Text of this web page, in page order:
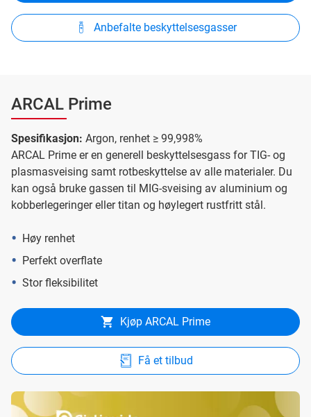
Anbefalte beskyttelsesgasser
ARCAL Prime
Spesifikasjon: Argon, renhet ≥ 99,998%
ARCAL Prime er en generell beskyttelsesgass for TIG- og
plasmasveising samt rotbeskyttelse av alle materialer. Du
kan også bruke gassen til MIG-sveising av aluminium og
kobberlegeringer eller titan og høylegert rustfritt stål.
Høy renhet
Perfekt overflate
Stor fleksibilitet
Kjøp ARCAL Prime
Få et tilbud